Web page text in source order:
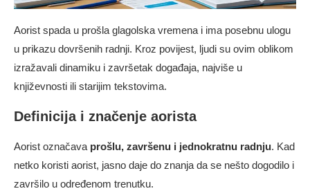
Aorist spada u prošla glagolska vremena i ima posebnu ulogu
u prikazu dovršenih radnji. Kroz povijest, ljudi su ovim oblikom
izražavali dinamiku i završetak događaja, najviše u
književnosti ili starijim tekstovima.
Definicija i značenje aorista
Aorist označava prošlu, završenu i jednokratnu radnju. Kad
netko koristi aorist, jasno daje do znanja da se nešto dogodilo i
završilo u određenom trenutku.